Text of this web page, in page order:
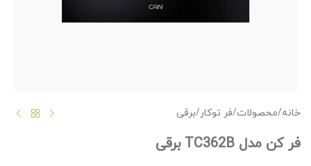
خانه/محصولات/فر توکار/برقی
فر کن مدل TC362B برقی